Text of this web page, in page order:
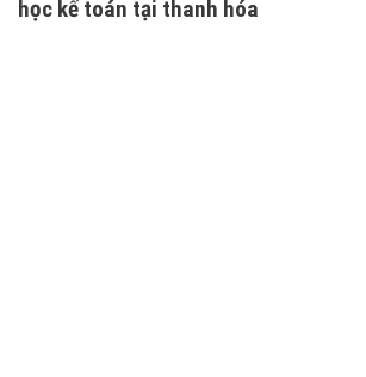
học kế toán tại thanh hóa